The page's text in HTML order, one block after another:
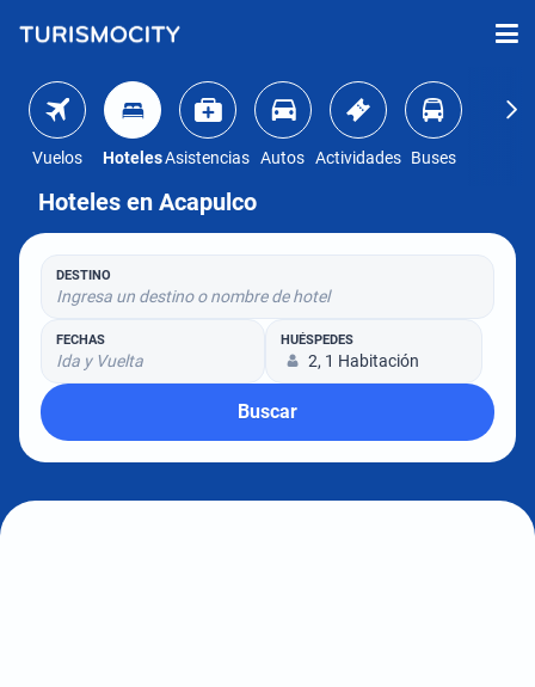
Vuelos HotelesAsistencias Autos Actividades Buses
Hoteles en Acapulco
DESTINO
Ingresa un destino o nombre de hotel
FECHAS
Ida y Vuelta
HUÉSPEDES
2, 1 Habitación
Buscar